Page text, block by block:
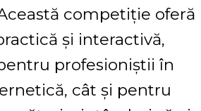
competiție oferă
și interactivă,
profesioniștii în
cât și pentru